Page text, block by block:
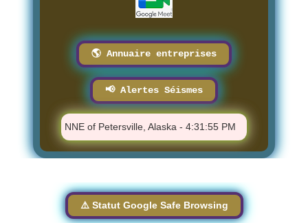
🌎 Annuaire entreprises
📢 Alertes Séismes
- 71 km NNE of Petersville, Alaska - 4:31:55 PM
⚠️ Statut Google Safe Browsing